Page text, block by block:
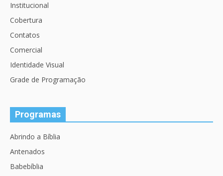
Institucional
Cobertura
Contatos
Comercial
Identidade Visual
Grade de Programação
Programas
Abrindo a Bíblia
Antenados
Babebíblia